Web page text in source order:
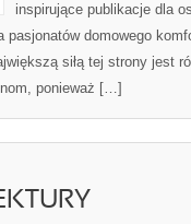
inspirujące publikacje dla
pasjonatów domowego
siłą tej strony jest
ponieważ […]